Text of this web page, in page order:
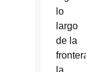
lo
largo
de la
frontera,
la